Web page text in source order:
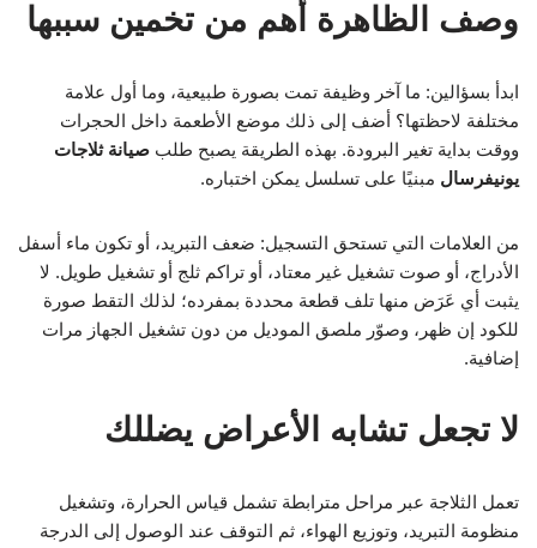
وصف الظاهرة أهم من تخمين سببها
ابدأ بسؤالين: ما آخر وظيفة تمت بصورة طبيعية، وما أول علامة
مختلفة لاحظتها؟ أضف إلى ذلك موضع الأطعمة داخل الحجرات
ووقت بداية تغير البرودة. بهذه الطريقة يصبح طلب صيانة ثلاجات
يونيفرسال مبنيًا على تسلسل يمكن اختباره.
من العلامات التي تستحق التسجيل: ضعف التبريد، أو تكون ماء أسفل
الأدراج، أو صوت تشغيل غير معتاد، أو تراكم ثلج أو تشغيل طويل. لا
يثبت أي عَرَض منها تلف قطعة محددة بمفرده؛ لذلك التقط صورة
للكود إن ظهر، وصوّر ملصق الموديل من دون تشغيل الجهاز مرات
إضافية.
لا تجعل تشابه الأعراض يضللك
تعمل الثلاجة عبر مراحل مترابطة تشمل قياس الحرارة، وتشغيل
منظومة التبريد، وتوزيع الهواء، ثم التوقف عند الوصول إلى الدرجة